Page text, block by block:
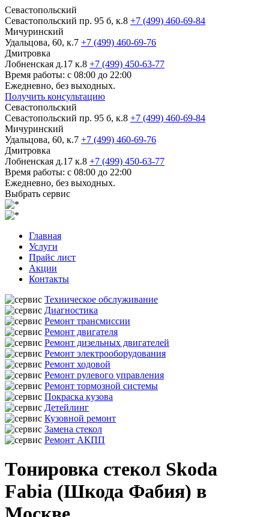
Севастопольский
Севастопольский пр. 95 б, к.8 +7 (499) 460-69-84
Мичуринский
Удальцова, 60, к.7 +7 (499) 460-69-76
Дмитровка
Лобненская д.17 к.8 +7 (499) 450-63-77
Время работы: с 08:00 до 22:00
Ежедневно, без выходных.
Получить консультацию
Севастопольский
Севастопольский пр. 95 б, к.8 +7 (499) 460-69-84
Мичуринский
Удальцова, 60, к.7 +7 (499) 460-69-76
Дмитровка
Лобненская д.17 к.8 +7 (499) 450-63-77
Время работы: с 08:00 до 22:00
Ежедневно, без выходных.
Выбрать сервис
Главная
Услуги
Прайс лист
Акции
Контакты
Техническое обслуживание
Диагностика
Ремонт трансмиссии
Ремонт двигателя
Ремонт дизельных двигателей
Ремонт электрооборудования
Ремонт ходовой
Ремонт рулевого управления
Ремонт тормозной системы
Покраска кузова
Детейлинг
Кузовной ремонт
Замена стекол
Ремонт АКПП
Тонировка стекол Skoda
Fabia (Шкода Фабия) в